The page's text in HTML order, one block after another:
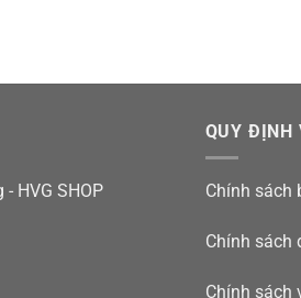
HVG SHOP
QUY ĐỊNH
Chính sách
Chính sách
Chính sách